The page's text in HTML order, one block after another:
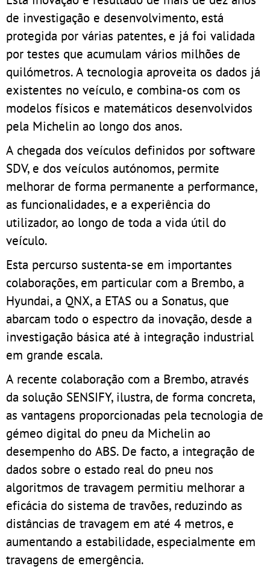
de investigação e desenvolvimento, está
protegida por várias patentes, e já foi validada
por testes que acumulam vários milhões de
quilómetros. A tecnologia aproveita os dados já
existentes no veículo, e combina-os com os
modelos físicos e matemáticos desenvolvidos
pela Michelin ao longo dos anos.
A chegada dos veículos definidos por software
SDV, e dos veículos autónomos, permite
melhorar de forma permanente a performance,
as funcionalidades, e a experiência do
utilizador, ao longo de toda a vida útil do
veículo.
Esta percurso sustenta-se em importantes
colaborações, em particular com a Brembo, a
Hyundai, a QNX, a ETAS ou a Sonatus, que
abarcam todo o espectro da inovação, desde a
investigação básica até à integração industrial
em grande escala.
A recente colaboração com a Brembo, através
da solução SENSIFY, ilustra, de forma concreta,
as vantagens proporcionadas pela tecnologia de
gémeo digital do pneu da Michelin ao
desempenho do ABS. De facto, a integração de
dados sobre o estado real do pneu nos
algoritmos de travagem permitiu melhorar a
eficácia do sistema de travões, reduzindo as
distâncias de travagem em até 4 metros, e
aumentando a estabilidade, especialmente em
travagens de emergência.